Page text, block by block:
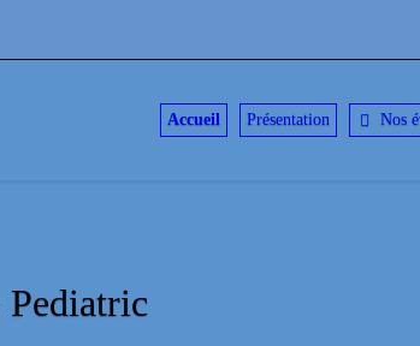
Accueil Présentation Nos
Pediatric